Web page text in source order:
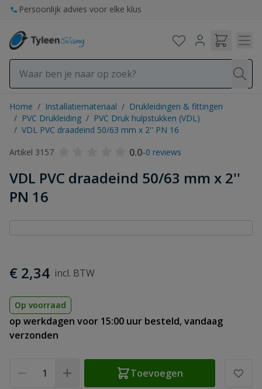
Ga naar de inhoud
Persoonlijk advies voor elke klus
Home / Installatiemateriaal / Drukleidingen & fittingen
/ PVC Drukleiding / PVC Druk hulpstukken (VDL)
/ VDL PVC draadeind 50/63 mm x 2'' PN 16
Artikel 3157
0.0-0 reviews
VDL PVC draadeind 50/63 mm x 2''
PN 16
€ 2,34
Op voorraad
op werkdagen voor 15:00 uur besteld, vandaag
verzonden
Toevoegen